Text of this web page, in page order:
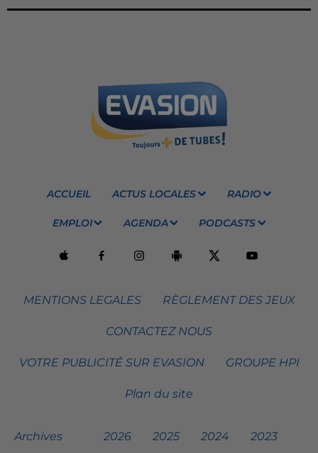
ACCUEIL ACTUS LOCALES RADIO
EMPLOI AGENDA PODCASTS
MENTIONS LEGALES RÈGLEMENT DES JEUX
CONTACTEZ NOUS
VOTRE PUBLICITÉ SUR EVASION GROUPE HPI
Plan du site
Archives 2026 2025 2024 2023